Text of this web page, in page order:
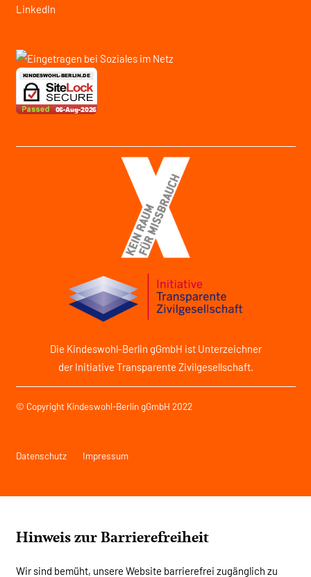
LinkedIn
Die Kindeswohl-Berlin gGmbH ist Unterzeichner
der Initiative Transparente Zivilgesellschaft.
© Copyright Kindeswohl-Berlin gGmbH 2022
Datenschutz Impressum
Hinweis zur Barrierefreiheit
Wir sind bemüht, unsere Website barrierefrei zugänglich zu